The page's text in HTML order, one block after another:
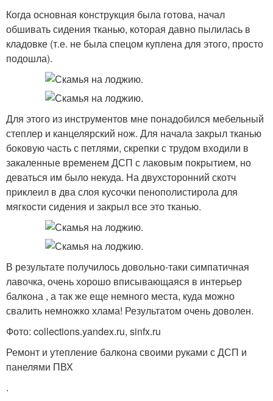
Когда основная конструкция была готова, начал
обшивать сидения тканью, которая давно пылилась в
кладовке (т.е. не была спецом куплена для этого, просто
подошла).
Для этого из инструментов мне понадобился мебельный
степлер и канцелярский нож. Для начала закрыл тканью
боковую часть с петлями, скрепки с трудом входили в
закаленные временем ДСП с лаковым покрытием, но
деваться им было некуда. На двухсторонний скотч
приклеил в два слоя кусочки пенополистирола для
мягкости сидения и закрыл все это тканью.
В результате получилось довольно-таки симпатичная
лавочка, очень хорошо вписывающаяся в интерьер
балкона , а так же еще немного места, куда можно
свалить немножко хлама! Результатом очень доволен.
Фото: collections.yandex.ru, sinfx.ru
Ремонт и утепление балкона своими руками с ДСП и
панелями ПВХ
.